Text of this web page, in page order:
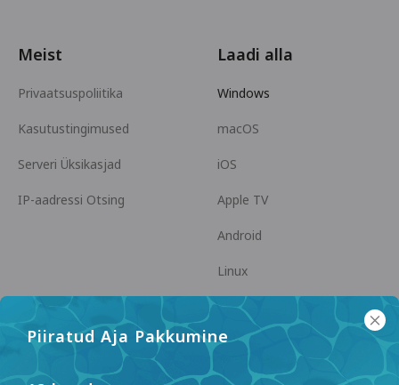
Piiratud Aja Pakkumine
Meist
Privaatsuspoliitika
Kasutustingimused
Serveri Üksikasjad
IP-aadressi Otsing
Laadi alla
Windows
macOS
iOS
Apple TV
Android
Linux
Android TV
Abikeskus Koostöö